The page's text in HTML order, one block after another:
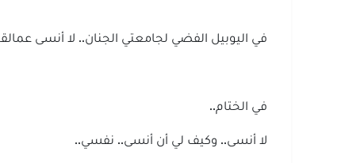
في اليوبيل الفضي لجامعتي الجنان.. لا أنسى
في الختام..
لا أنسى.. وكيف لي أن أنسى.. نفسي..